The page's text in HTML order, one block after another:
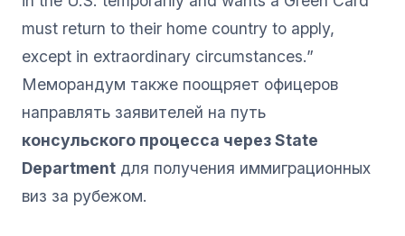
must return to their home country to apply,
except in extraordinary circumstances.”
Меморандум также поощряет офицеров
направлять заявителей на путь
консульского процесса через State
Department для получения иммиграционных
виз за рубежом.